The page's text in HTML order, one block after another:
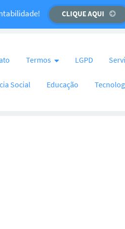
para você! CLIQUE AQUI
CLIQUE AQUI
Termos LGPD
Social Educação